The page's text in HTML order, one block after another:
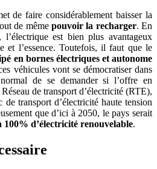
de faire considérablement baisser la
de même pouvoir la recharger. En
est bien plus avantageux
et l’essence. Toutefois, il faut que le
en bornes électriques et autonome
véhicules vont se démocratiser dans
de se demander si l’offre en
de transport d’électricité (RTE),
de transport d’électricité haute tension
que d’ici à 2050, le pays serait
100% d’électricité renouvelable.